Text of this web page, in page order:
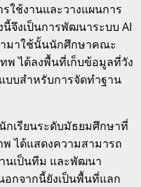
ใช้งานและวางแผนการ
จึงเป็นการพัฒนาระบบ AI
มาใช้นั้นนักศึกษาคณะ
พ ได้ลงพื้นที่เก็บข้อมูลที่วัง
บบสำหรับการจัดทำฐาน
เรียนระดับมัธยมศึกษาที่
ได้แสดงความสามารถ
นเป็นทีม และพัฒนา
กจากนี้ยังเป็นพื้นที่แลก